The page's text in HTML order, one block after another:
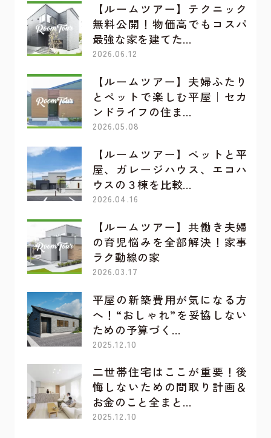
【ルームツアー】テクニック
無料公開！物価高でもコスパ
最強な家を建てた…
2026.06.12
【ルームツアー】夫婦ふたり
とペットで楽しむ平屋｜セカ
ンドライフの住ま…
2026.05.08
【ルームツアー】ペットと平
屋、ガレージハウス、エコハ
ウスの３棟を比較…
2026.04.16
【ルームツアー】共働き夫婦
の育児悩みを全部解決！家事
ラク動線の家
2026.03.17
平屋の新築費用が気になる方
へ！“おしゃれ”を妥協しない
ための予算づく…
2025.12.10
二世帯住宅はここが重要！後
悔しないための間取り計画＆
お金のこと全まと…
2025.12.10